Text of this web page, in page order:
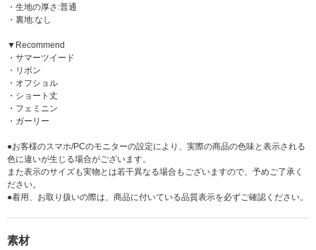
・生地の厚さ:普通
・裏地:なし
▼Recommend
・サマーツイード
・リボン
・オフショル
・ショート丈
・フェミニン
・ガーリー
●お客様のスマホ/PCのモニターの設定により、実際の商品の色味と表示される
色に違いが生じる場合がございます。
また表示のサイズも実物とは若干異なる場合もございますので、予めご了承く
ださい。
●着用、お取り扱いの際は、商品に付いている品質表示を必ずご確認ください。
素材